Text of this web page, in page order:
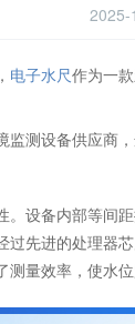
电子水尺作为一
监测设备供应商
。设备内部等间
过先进的处理器
量效率，使水位